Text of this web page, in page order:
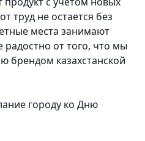
труд не остается без
места занимают
от того, что мы
брендом казахстанской
городу ко Дню